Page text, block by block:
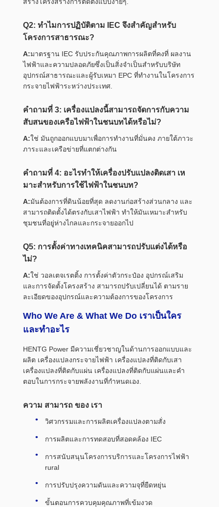
Q2: ทําไมการปฏิบัติตาม IEC จึงสําคัญสําหรับ
โครงการสาธารณะ?
A:มาตรฐาน IEC รับประกันคุณภาพการผลิตที่คงที่ ผลงาน
ไฟฟ้าและความปลอดภัยซึ่งเป็นสิ่งจําเป็นสําหรับบริษัท
อุปกรณ์สาธารณะและผู้รับเหมา EPC ที่ทํางานในโครงการ
กระจายไฟฟ้าระหว่างประเทศ.
คําถามที่ 3: เครื่องแปลงนี้สามารถจัดการกับความ
สับสนของเครือไฟฟ้าในชนบทได้หรือไม่?
A:ใช่ มันถูกออกแบบมาเพื่อการทํางานที่มั่นคง ภายใต้ภาวะ
ภาระและเครือข่ายที่แตกต่างกัน
คําถามที่ 4: อะไรทําให้เครื่องปรับแปลงติดเสา เห
มาะสําหรับการใช้ไฟฟ้าในชนบท?
A:มันต้องการที่ดินน้อยที่สุด ลดงานก่อสร้างส่วนกลาง และ
สามารถติดตั้งได้ตรงกับเสาไฟฟ้า ทําให้มันเหมาะสําหรับ
ชุมชนที่อยู่ห่างไกลและกระจายออกไป
Q5: การตั้งค่าทางเทคนิคสามารถปรับแต่งได้หรือ
ไม่?
A:ใช่ วอลเตจเรตติ้ง การตั้งค่าตัวกระป๋อง อุปกรณ์เสริม
และการจัดตั้งโครงสร้าง สามารถปรับเปลี่ยนได้ ตามราย
ละเอียดของอุปกรณ์และความต้องการของโครงการ
Who We Are & What We Do เราเป็นใคร
และทําอะไร
HENTG Power มีความเชี่ยวชาญในด้านการออกแบบและ
ผลิต เครื่องแปลงกระจายไฟฟ้า เครื่องแปลงที่ติดกับเสา
เครื่องแปลงที่ติดกับแผ่น เครื่องแปลงที่ติดกับแผ่นและคํา
ตอบในการกระจายพลังงานที่กําหนดเอง.
ความ สามารถ ของ เรา
วิศวกรรมและการผลิตเครื่องแปลงตามสั่ง
การผลิตและการทดสอบที่สอดคล้อง IEC
การสนับสนุนโครงการบริการและโครงการไฟฟ้า
rural
การปรับปรุงความดันและความจุที่ยืดหยุ่น
ขั้นตอนการควบคุมคุณภาพที่เข้มงวด